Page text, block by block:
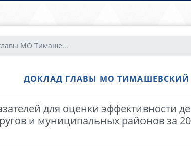
МО Тимаше...
ДОКЛАД ГЛАВЫ МО ТИМАШЕВСКИЙ
для оценки эффективности
и муниципальных районов за